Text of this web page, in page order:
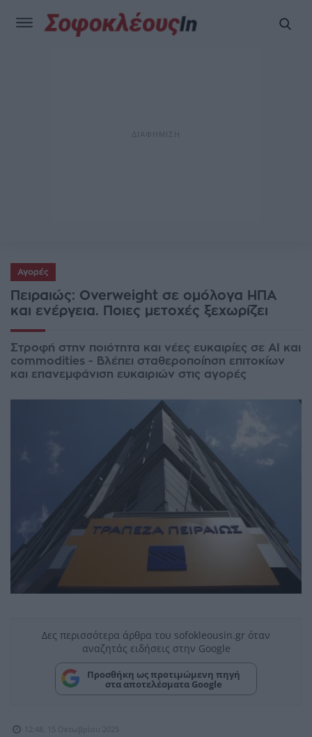
Αγορές
Πειραιώς: Overweight σε ομόλογα ΗΠΑ
και ενέργεια. Ποιες μετοχές ξεχωρίζει
Στροφή στην ποιότητα και νέες ευκαιρίες σε AI και
commodities - Βλέπει σταθεροποίηση επιτοκίων
και επανεμφάνιση ευκαιριών στις αγορές
Δες περισσότερα άρθρα του sofokleousin.gr όταν
αναζητάς ειδήσεις στην Google
Προσθήκη ως προτιμώμενη πηγή
στα αποτελέσματα Google
12:48, 15 Οκτωβρίου 2025